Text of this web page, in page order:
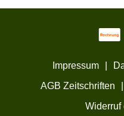
Impressum
AGB Zeitschriften
Widerruf